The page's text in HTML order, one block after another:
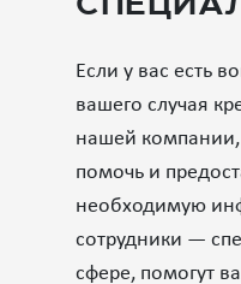
Если у вас есть
вашего случая
нашей
помочь и
необходимую
сотрудники —
сфере, помогут